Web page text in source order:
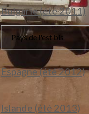
Bulgarie (été 2011)
Pays de l'est bis
Espagne (été 2012)
Islande (été 2013)